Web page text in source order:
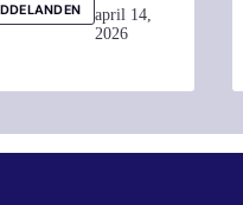
april 14,
2026